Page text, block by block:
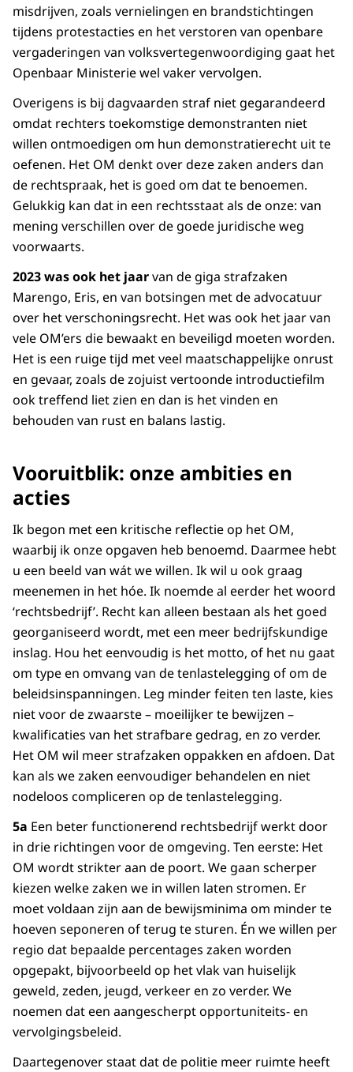
misdrijven, zoals vernielingen en brandstichtingen
tijdens protestacties en het verstoren van openbare
vergaderingen van volksvertegenwoordiging gaat het
Openbaar Ministerie wel vaker vervolgen.
Overigens is bij dagvaarden straf niet gegarandeerd
omdat rechters toekomstige demonstranten niet
willen ontmoedigen om hun demonstratierecht uit te
oefenen. Het OM denkt over deze zaken anders dan
de rechtspraak, het is goed om dat te benoemen.
Gelukkig kan dat in een rechtsstaat als de onze: van
mening verschillen over de goede juridische weg
voorwaarts.
2023 was ook het jaarvan de giga strafzaken
Marengo, Eris, en van botsingen met de advocatuur
over het verschoningsrecht. Het was ook het jaar van
vele OM’ers die bewaakt en beveiligd moeten worden.
Het is een ruige tijd met veel maatschappelijke onrust
en gevaar, zoals de zojuist vertoonde introductiefilm
ook treffend liet zien en dan is het vinden en
behouden van rust en balans lastig.
Vooruitblik: onze ambities en
acties
Ik begon met een kritische reflectie op het OM,
waarbij ik onze opgaven heb benoemd. Daarmee hebt
u een beeld van wát we willen. Ik wil u ook graag
meenemen in het hóe. Ik noemde al eerder het woord
‘rechtsbedrijf’. Recht kan alleen bestaan als het goed
georganiseerd wordt, met een meer bedrijfskundige
inslag. Hou het eenvoudig is het motto, of het nu gaat
om type en omvang van de tenlastelegging of om de
beleidsinspanningen. Leg minder feiten ten laste, kies
niet voor de zwaarste – moeilijker te bewijzen –
kwalificaties van het strafbare gedrag, en zo verder.
Het OM wil meer strafzaken oppakken en afdoen. Dat
kan als we zaken eenvoudiger behandelen en niet
nodeloos compliceren op de tenlastelegging.
5a Een beter functionerend rechtsbedrijf werkt door
in drie richtingen voor de omgeving. Ten eerste: Het
OM wordt strikter aan de poort. We gaan scherper
kiezen welke zaken we in willen laten stromen. Er
moet voldaan zijn aan de bewijsminima om minder te
hoeven seponeren of terug te sturen. Én we willen per
regio dat bepaalde percentages zaken worden
opgepakt, bijvoorbeeld op het vlak van huiselijk
geweld, zeden, jeugd, verkeer en zo verder. We
noemen dat een aangescherpt opportuniteits- en
vervolgingsbeleid.
Daartegenover staat dat de politie meer ruimte heeft